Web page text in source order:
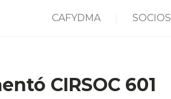
CAFYDMA SOCIOS
CIRSOC 601